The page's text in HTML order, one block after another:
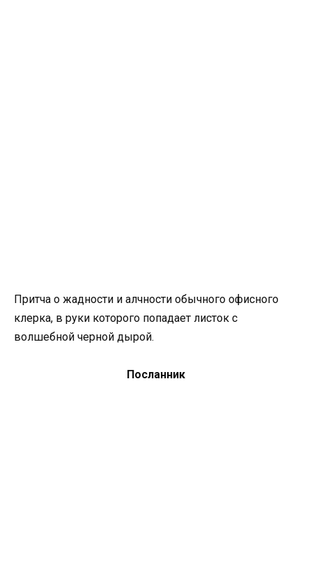
Притча о жадности и алчности обычного офисного
клерка, в руки которого попадает листок с
волшебной черной дырой.
Посланник